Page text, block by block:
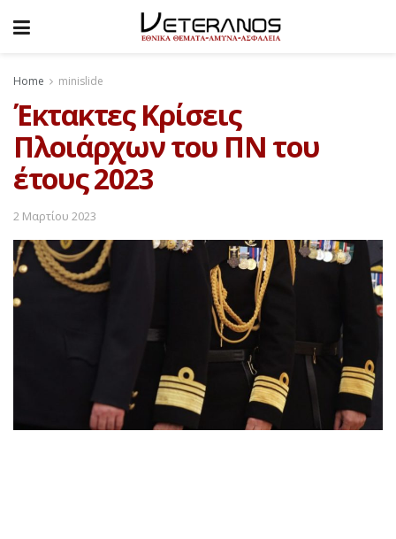
Home minislide
Έκτακτες Κρίσεις
Πλοιάρχων του ΠΝ του
έτους 2023
2 Μαρτίου 2023